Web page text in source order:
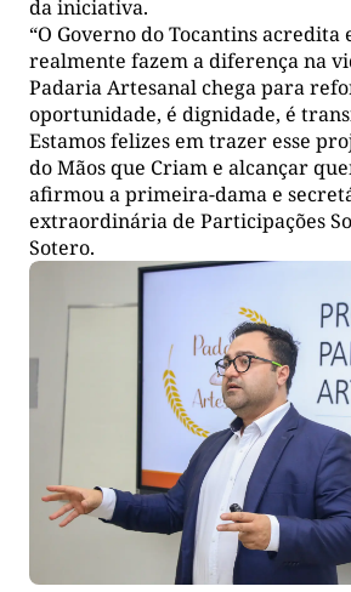
da iniciativa.
“O Governo do Tocantins acredita
realmente fazem a diferença na
Padaria Artesanal chega para
oportunidade, é dignidade, é
Estamos felizes em trazer esse
do Mãos que Criam e alcançar
afirmou a primeira-dama e
extraordinária de Participações
Sotero.